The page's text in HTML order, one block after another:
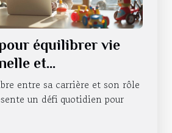
équilibrer vie
et
de maman
entre sa carrière et son rôle
un défi quotidien pour